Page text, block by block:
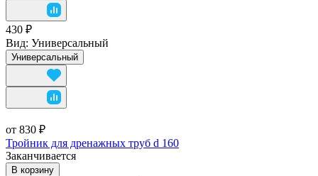
430 ₽
Вид: Универсальный
Универсальный
от 830 ₽
Тройник для дренажных труб d 160
Заканчивается
В корзину